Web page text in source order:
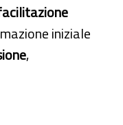
iniziale
,